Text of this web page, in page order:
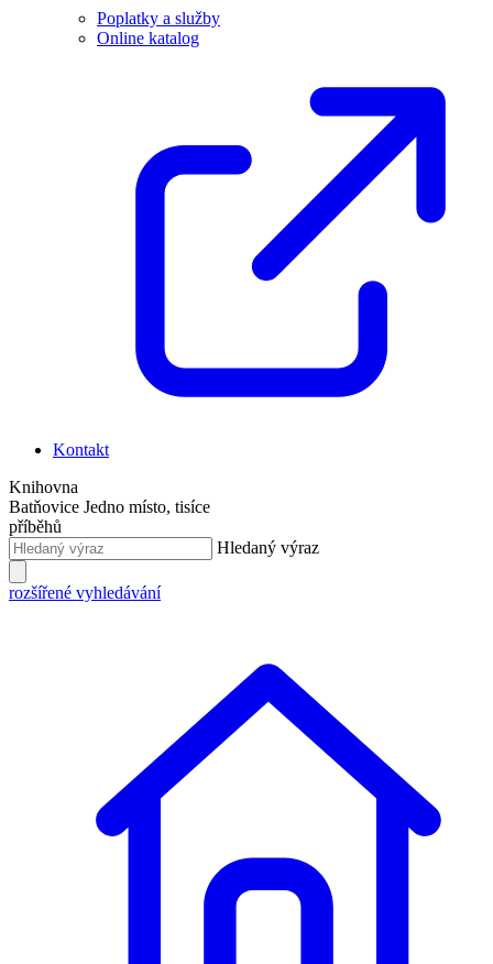
Poplatky a služby
Online katalog
Kontakt
Knihovna
Batňovice Jedno místo, tisíce
příběhů
Hledaný výraz
rozšířené vyhledávání